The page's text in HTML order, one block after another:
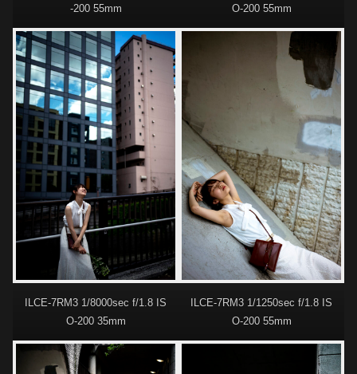
-200 55mm
O-200 55mm
ILCE-7RM3 1/8000sec f/1.8 IS
O-200 35mm
ILCE-7RM3 1/1250sec f/1.8 IS
O-200 55mm